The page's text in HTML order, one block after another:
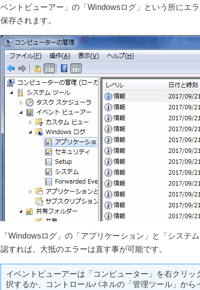
ベントビューアー」の「Windowsログ」という所にエ
保存されます。
「Windowsログ」の「アプリケーション」と「システ
認すれば、大抵のエラーは直す事が可能です。
イベントビューアーは「コンピューター」を右クリッ
択するか、コントロールパネルの「管理ツール」から